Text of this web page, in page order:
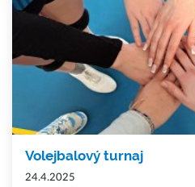
Volejbalový turnaj
24.4.2025